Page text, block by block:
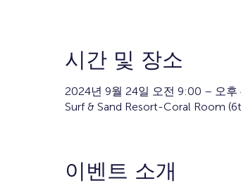
시간 및 장소
2024년 9월 24일 오전 9:00 – 오후
Surf & Sand Resort-Coral Room
이벤트 소개